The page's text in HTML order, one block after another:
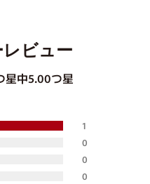
ビュー
星中5.00つ星
1
0
0
0